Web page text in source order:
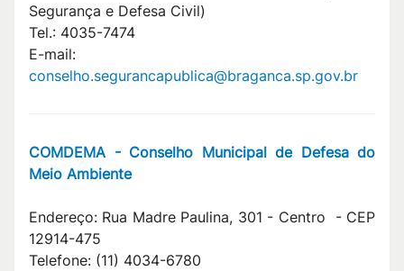
Segurança e Defesa Civil)
Tel.: 4035-7474
E-mail:
conselho.segurancapublica@braganca.sp.gov.br
COMDEMA - Conselho Municipal de Defesa do
Meio Ambiente
Endereço: Rua Madre Paulina, 301 - Centro - CEP
12914-475
Telefone: (11) 4034-6780